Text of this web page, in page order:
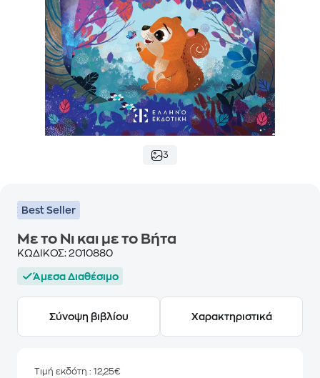
3
Best Seller
Με το Νι και με το Βήτα
ΚΩΔΙΚΟΣ: 2010880
Άμεσα Διαθέσιμο
Σύνοψη βιβλίου Χαρακτηριστικά
Τιμή εκδότη : 12,25€